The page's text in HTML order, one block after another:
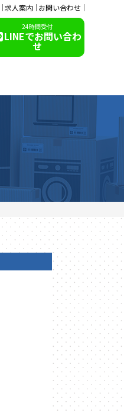
求人案内 お問い合わせ
24時間受付
LINEでお問い合わ
せ